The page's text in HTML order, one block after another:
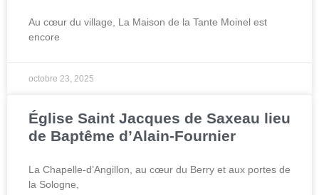
Au cœur du village, La Maison de la Tante Moinel est
encore
octobre 23, 2025
Église Saint Jacques de Saxeau lieu
de Baptême d’Alain-Fournier​
La Chapelle-d’Angillon, au cœur du Berry et aux portes de
la Sologne,